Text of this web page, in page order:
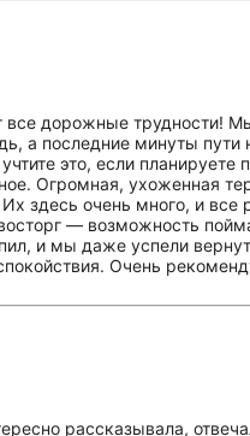
все дорожные трудности!
а последние минуты пути
это, если планируете
Огромная, ухоженная
здесь очень много, и все
— возможность
и мы даже успели
Очень
рассказывала,